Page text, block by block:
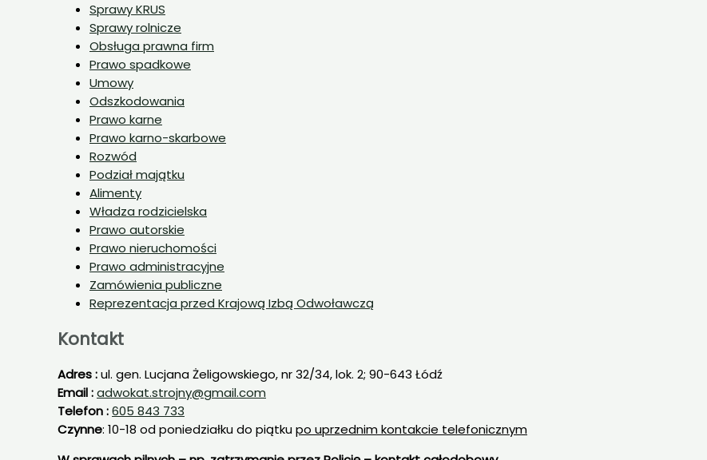
Sprawy KRUS
Sprawy rolnicze
Obsługa prawna firm
Prawo spadkowe
Umowy
Odszkodowania
Prawo karne
Prawo karno-skarbowe
Rozwód
Podział majątku
Alimenty
Władza rodzicielska
Prawo autorskie
Prawo nieruchomości
Prawo administracyjne
Zamówienia publiczne
Reprezentacja przed Krajową Izbą Odwoławczą
Kontakt
Adres :ul. gen. Lucjana Żeligowskiego, nr 32/34, lok. 2; 90-643 Łódź
Email :adwokat.strojny@gmail.com
Telefon :605 843 733
Czynne: 10-18 od poniedziałku do piątkupo uprzednim kontakcie telefonicznym